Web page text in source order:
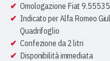
Omologazione Fiat
Indicato per Alfa Romeo
Quadrifoglio
Confezione da 2 litri
Disponibilità immediata